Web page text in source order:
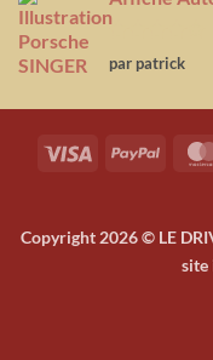
Note4
sur 5
par patrick
Visa PayPal
Copyright 2026 © LE
site